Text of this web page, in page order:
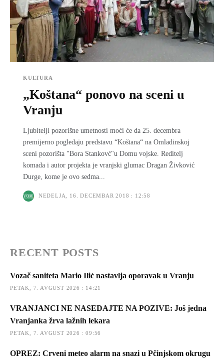
KULTURA
„Koštana“ ponovo na sceni u
Vranju
Ljubitelji pozorišne umetnosti moći će da 25. decembra
premijerno pogledaju predstavu “Koštana“ na Omladinskoj
sceni pozorišta "Bora Stankovć"u Domu vojske. Reditelј
komada i autor projekta je vranjski glumac Dragan Živković
Durge, kome je ovo sedma...
NEDELJA, 16. DECEMBAR 2018 : 12:58
RECENT POSTS
Vozač saniteta Mario Ilić nastavlja oporavak u Vranju
PETAK, 7. AVGUST 2026 : 14:21
VRANJANCI NE NASEDAJTE NA POZIVE: Još jedna
Vranjanka žrva lažnih lekara
PETAK, 7. AVGUST 2026 : 09:56
OPREZ: Crveni meteo alarm na snazi u Pčinjskom okrugu